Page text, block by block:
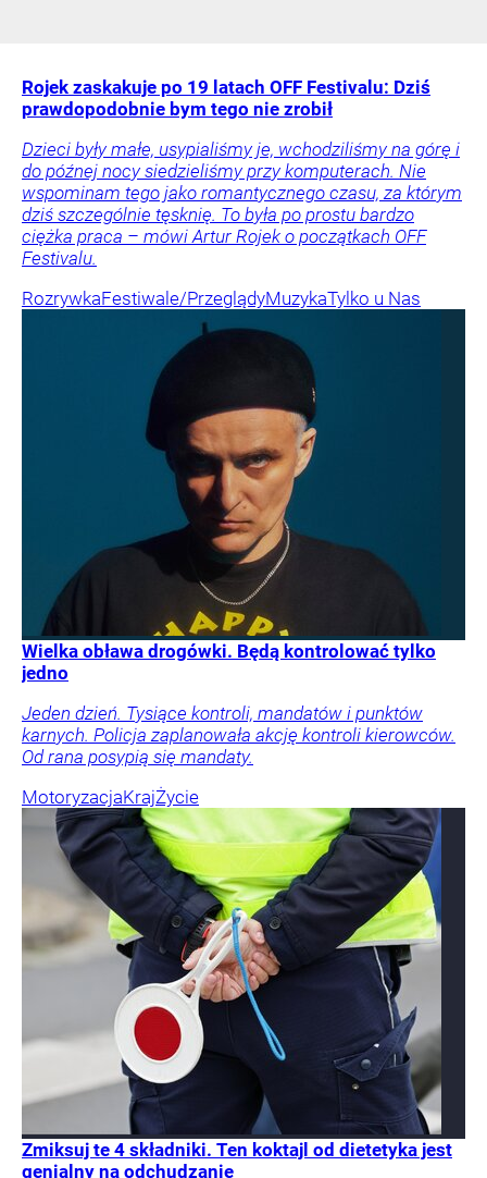
Rojek zaskakuje po 19 latach OFF Festivalu: Dziś
prawdopodobnie bym tego nie zrobił
Dzieci były małe, usypialiśmy je, wchodziliśmy na górę i
do późnej nocy siedzieliśmy przy komputerach. Nie
wspominam tego jako romantycznego czasu, za którym
dziś szczególnie tęsknię. To była po prostu bardzo
ciężka praca – mówi Artur Rojek o początkach OFF
Festivalu.
RozrywkaFestiwale/PrzeglądyMuzykaTylko u Nas
Wielka obława drogówki. Będą kontrolować tylko
jedno
Jeden dzień. Tysiące kontroli, mandatów i punktów
karnych. Policja zaplanowała akcję kontroli kierowców.
Od rana posypią się mandaty.
MotoryzacjaKrajŻycie
Zmiksuj te 4 składniki. Ten koktajl od dietetyka jest
genialny na odchudzanie